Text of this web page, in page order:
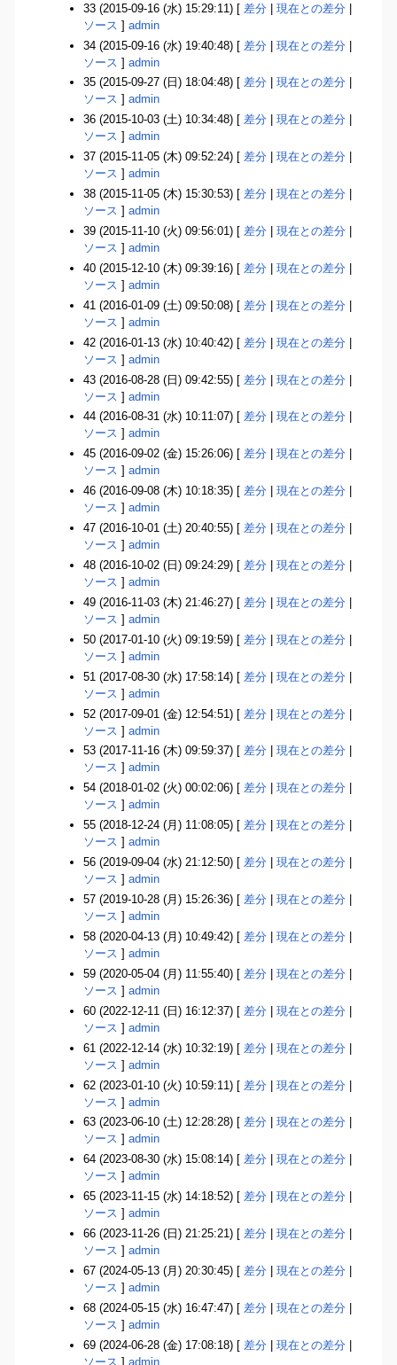
33 (2015-09-16 (水) 15:29:11) [ 差分 |現在との差分 |
ソース ]admin
34 (2015-09-16 (水) 19:40:48) [ 差分 |現在との差分 |
ソース ]admin
35 (2015-09-27 (日) 18:04:48) [差分 |現在との差分
ソース ]admin
36 (2015-10-03 (土) 10:34:48) [差分 |現在との差分
ソース ]admin
37 (2015-11-05 (木) 09:52:24) [差分 |現在との差分
ソース ]admin
38 (2015-11-05 (木) 15:30:53) [差分 |現在との差分
ソース ]admin
39 (2015-11-10 (火) 09:56:01) [差分 |現在との差分
ソース ]admin
40 (2015-12-10 (木) 09:39:16) [ 差分 |現在との差分
ソース ]admin
41 (2016-01-09 (土) 09:50:08) [ 差分 |現在との差分
ソース ]admin
42 (2016-01-13 (水) 10:40:42) [ 差分 |現在との差分 |
ソース ]admin
43 (2016-08-28 (日) 09:42:55) [ 差分 |現在との差分 |
ソース ]admin
44 (2016-08-31 (水) 10:11:07) [差分 |現在との差分
ソース ]admin
45 (2016-09-02 (金) 15:26:06) [差分 |現在との差分
ソース ]admin
46 (2016-09-08 (木) 10:18:35) [差分 |現在との差分
ソース ]admin
47 (2016-10-01 (土) 20:40:55) [差分 |現在との差分
ソース ]admin
48 (2016-10-02 (日) 09:24:29) [差分 |現在との差分
ソース ]admin
49 (2016-11-03 (木) 21:46:27) [ 差分 |現在との差分
ソース ]admin
50 (2017-01-10 (火) 09:19:59) [ 差分 |現在との差分
ソース ]admin
51 (2017-08-30 (水) 17:58:14) [ 差分 |現在との差分 |
ソース ]admin
52 (2017-09-01 (金) 12:54:51) [ 差分 |現在との差分 |
ソース ]admin
53 (2017-11-16 (木) 09:59:37) [差分 |現在との差分
ソース ]admin
54 (2018-01-02 (火) 00:02:06) [差分 |現在との差分
ソース ]admin
55 (2018-12-24 (月) 11:08:05) [差分 |現在との差分
ソース ]admin
56 (2019-09-04 (水) 21:12:50) [差分 |現在との差分
ソース ]admin
57 (2019-10-28 (月) 15:26:36) [差分 |現在との差分
ソース ]admin
58 (2020-04-13 (月) 10:49:42) [ 差分 |現在との差分
ソース ]admin
59 (2020-05-04 (月) 11:55:40) [ 差分 |現在との差分
ソース ]admin
60 (2022-12-11 (日) 16:12:37) [ 差分 |現在との差分 |
ソース ]admin
61 (2022-12-14 (水) 10:32:19) [ 差分 |現在との差分 |
ソース ]admin
62 (2023-01-10 (火) 10:59:11) [ 差分 |現在との差分 |
ソース ]admin
63 (2023-06-10 (土) 12:28:28) [差分 |現在との差分
ソース ]admin
64 (2023-08-30 (水) 15:08:14) [差分 |現在との差分
ソース ]admin
65 (2023-11-15 (水) 14:18:52) [差分 |現在との差分
ソース ]admin
66 (2023-11-26 (日) 21:25:21) [差分 |現在との差分
ソース ]admin
67 (2024-05-13 (月) 20:30:45) [ 差分 |現在との差分
ソース ]admin
68 (2024-05-15 (水) 16:47:47) [ 差分 |現在との差分
ソース ]admin
69 (2024-06-28 (金) 17:08:18) [ 差分 |現在との差分 |
ソース ]admin